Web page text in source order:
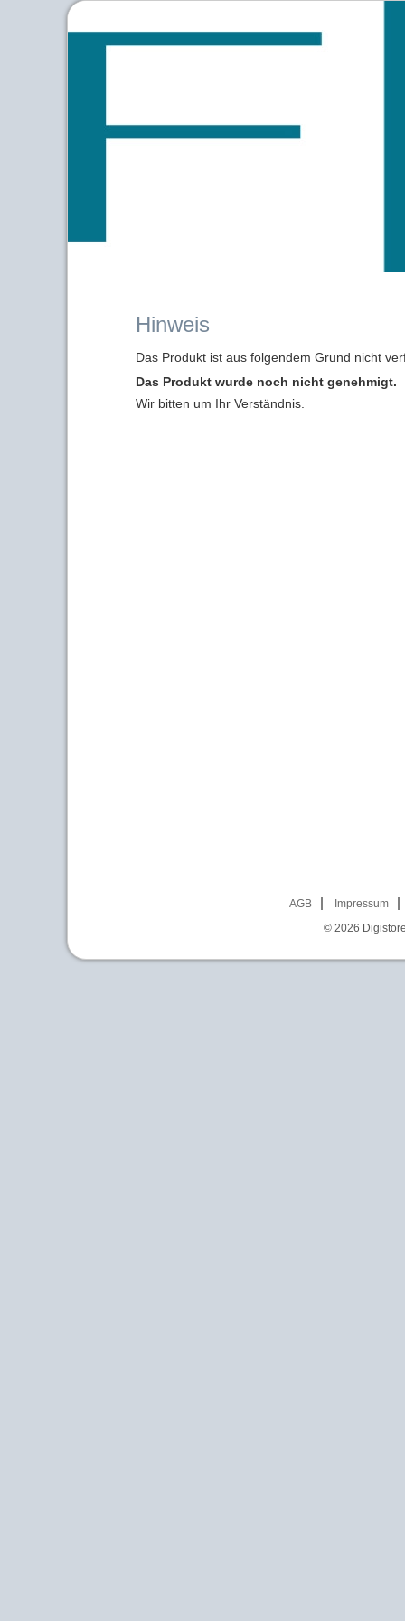
Hinweis
Das Produkt ist aus folgendem Grund nicht
Das Produkt wurde noch nicht genehmigt.
Wir bitten um Ihr Verständnis.
AGB
Impressum
© 2026